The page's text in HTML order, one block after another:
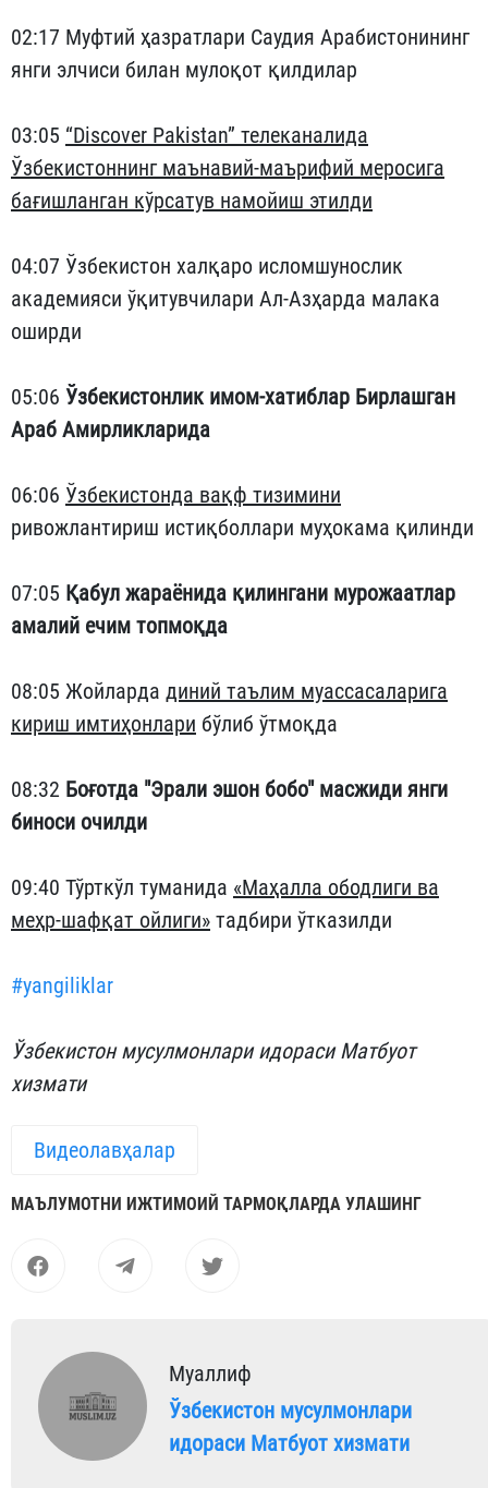
02:17 Муфтий ҳазратлари Саудия Арабистонининг
янги элчиси билан мулоқот қилдилар
03:05 “Discover Pakistan” телеканалида
Ўзбекистоннинг маънавий-маърифий меросига
бағишланган кўрсатув намойиш этилди
04:07 Ўзбекистон халқаро исломшунослик
академияси ўқитувчилари Ал-Азҳарда малака
оширди
05:06 Ўзбекистонлик имом-хатиблар Бирлашган
Араб Амирликларида
06:06 Ўзбекистонда вақф тизимини
ривожлантириш истиқболлари муҳокама қилинди
07:05 Қабул жараёнида қилингани мурожаатлар
амалий ечим топмоқда
08:05 Жойларда диний таълим муассасаларига
кириш имтиҳонлари бўлиб ўтмоқда
08:32 Боғотда "Эрали эшон бобо" масжиди янги
биноси очилди
09:40 Тўрткўл туманида «Маҳалла ободлиги ва
меҳр-шафқат ойлиги» тадбири ўтказилди
#yangiliklar
Ўзбекистон мусулмонлари идораси Матбуот
хизмати
Видеолавҳалар
МАЪЛУМОТНИ ИЖТИМОИЙ ТАРМОҚЛАРДА УЛАШИНГ
Муаллиф
Ўзбекистон мусулмонлари
идораси Матбуот хизмати